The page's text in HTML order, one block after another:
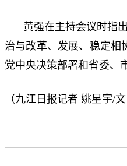
黄强在主持会议时指
治与改革、发展、稳定相
党中央决策部署和省委、
（九江日报记者 姚星宇/文